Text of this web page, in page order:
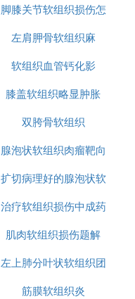
脚膝关节软组织损伤怎
么办
左肩胛骨软组织麻
软组织血管钙化影
膝盖软组织略显肿胀
双胯骨软组织
腺泡状软组织肉瘤靶向
治疗
扩切病理好的腺泡状软
组织肉瘤
治疗软组织损伤中成药
肌肉软组织损伤题解
左上肺分叶状软组织团
块影
筋膜软组织炎